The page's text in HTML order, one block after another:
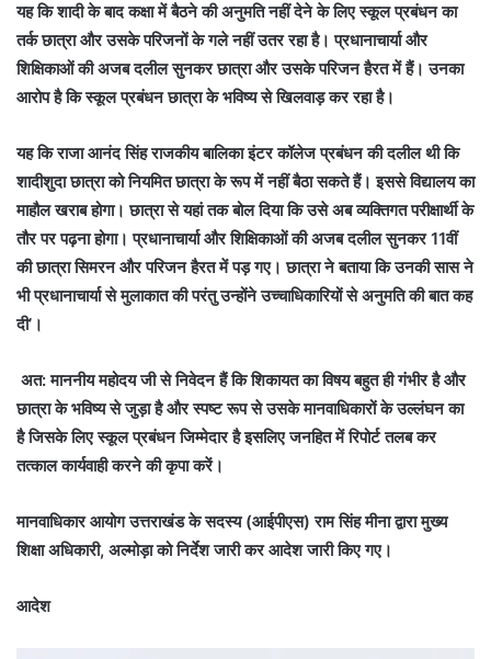
यह कि शादी के बाद कक्षा में बैठने की अनुमति नहीं देने के लिए स्कूल प्रबंधन का
तर्क छात्रा और उसके परिजनों के गले नहीं उतर रहा है। प्रधानाचार्या और
शिक्षिकाओं की अजब दलील सुनकर छात्रा और उसके परिजन हैरत में हैं। उनका
आरोप है कि स्कूल प्रबंधन छात्रा के भविष्य से खिलवाड़ कर रहा है।
यह कि राजा आनंद सिंह राजकीय बालिका इंटर कॉलेज प्रबंधन की दलील थी कि
शादीशुदा छात्रा को नियमित छात्रा के रूप में नहीं बैठा सकते हैं। इससे विद्यालय का
माहौल खराब होगा। छात्रा से यहां तक बोल दिया कि उसे अब व्यक्तिगत परीक्षार्थी के
तौर पर पढ़ना होगा। प्रधानाचार्या और शिक्षिकाओं की अजब दलील सुनकर 11वीं
की छात्रा सिमरन और परिजन हैरत में पड़ गए। छात्रा ने बताया कि उनकी सास ने
भी प्रधानाचार्या से मुलाकात की परंतु उन्होंने उच्चाधिकारियों से अनुमति की बात कह
दी’।
अत: माननीय महोदय जी से निवेदन हैं कि शिकायत का विषय बहुत ही गंभीर है और
छात्रा के भविष्य से जुड़ा है और स्पष्ट रूप से उसके मानवाधिकारों के उल्लंघन का
है जिसके लिए स्कूल प्रबंधन जिम्मेदार है इसलिए जनहित में रिपोर्ट तलब कर
तत्काल कार्यवाही करने की कृपा करें।
मानवाधिकार आयोग उत्तराखंड के सदस्य (आईपीएस) राम सिंह मीना द्वारा मुख्य
शिक्षा अधिकारी, अल्मोड़ा को निर्देश जारी कर आदेश जारी किए गए।
आदेश